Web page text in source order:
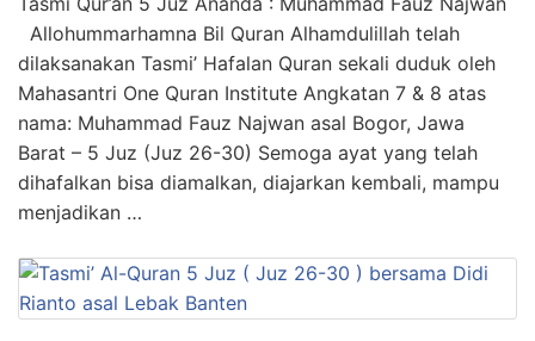
Allohummarhamna Bil Quran Alhamdulillah telah
dilaksanakan Tasmi’ Hafalan Quran sekali duduk oleh
Mahasantri One Quran Institute Angkatan 7 & 8 atas
nama: Muhammad Fauz Najwan asal Bogor, Jawa
Barat – 5 Juz (Juz 26-30) Semoga ayat yang telah
dihafalkan bisa diamalkan, diajarkan kembali, mampu
menjadikan …